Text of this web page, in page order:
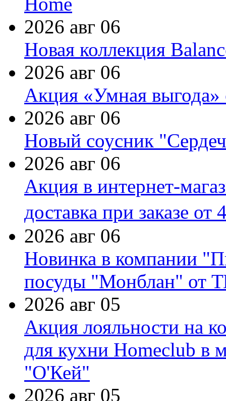
2026 авг 06
Новая коллекция
2026 авг 06
Акция «Умная выгода»
2026 авг 06
Новый соусник
2026 авг 06
Акция в интернет-
доставка при заказе от
2026 авг 06
Новинка в компании
посуды "Монблан" от
2026 авг 05
Акция лояльности на
для кухни Homeclub в
"О'Кей"
2026 авг 05